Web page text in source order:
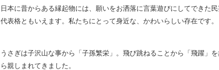
日本に昔からある縁起物には、願いをお洒落に言葉遊びにしてできた
代表格ともいえます。私たちにとって身近な、かわいらしい存在です。
うさぎは子沢山な事から「子孫繁栄」。飛び跳ねることから「飛躍」
ら親しまれてきました。